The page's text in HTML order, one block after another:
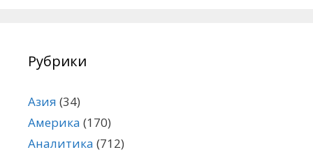
Рубрики
Азия (34)
Америка (170)
Аналитика (712)